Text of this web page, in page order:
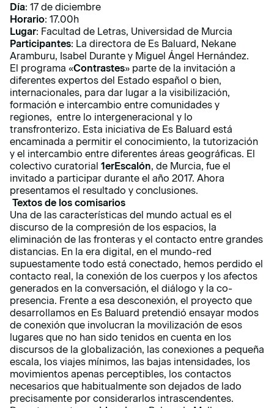
Día: 17 de diciembre
Horario: 17.00h
Lugar: Facultad de Letras, Universidad de Murcia
Participantes: La directora de Es Baluard, Nekane
Aramburu, Isabel Durante y Miguel Ángel Hernández.
El programa «Contrastes» parte de la invitación a
diferentes expertos del Estado español o bien,
internacionales, para dar lugar a la visibilización,
formación e intercambio entre comunidades y
regiones, entre lo intergeneracional y lo
transfronterizo. Esta iniciativa de Es Baluard está
encaminada a permitir el conocimiento, la tutorización
y el intercambio entre diferentes áreas geográficas. El
colectivo curatorial 1erEscalón, de Murcia, fue el
invitado a participar durante el año 2017. Ahora
presentamos el resultado y conclusiones.
Textos de los comisarios
Una de las características del mundo actual es el
discurso de la compresión de los espacios, la
eliminación de las fronteras y el contacto entre grandes
distancias. En la era digital, en el mundo-red
supuestamente todo está conectado, hemos perdido el
contacto real, la conexión de los cuerpos y los afectos
generados en la conversación, el diálogo y la co-
presencia. Frente a esa desconexión, el proyecto que
desarrollamos en Es Baluard pretendió ensayar modos
de conexión que involucran la movilización de esos
lugares que no han sido tenidos en cuenta en los
discursos de la globalización, las conexiones a pequeña
escala, los viajes mínimos, las bajas intensidades, los
movimientos apenas perceptibles, los contactos
necesarios que habitualmente son dejados de lado
precisamente por considerarlos intrascendentes.